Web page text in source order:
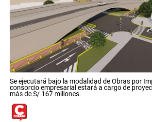
Se ejecutará bajo la modalidad de Obras por
consorcio empresarial estará a cargo de
más de S/ 167 millones.